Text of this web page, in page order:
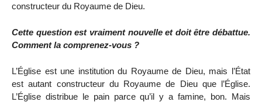
constructeur du Royaume de Dieu.
Cette question est vraiment nouvelle et doit être débattue.
Comment la comprenez-vous ?
L’Église est une institution du Royaume de Dieu, mais l’État
est autant constructeur du Royaume de Dieu que l’Église.
L’Église distribue le pain parce qu’il y a famine, bon. Mais